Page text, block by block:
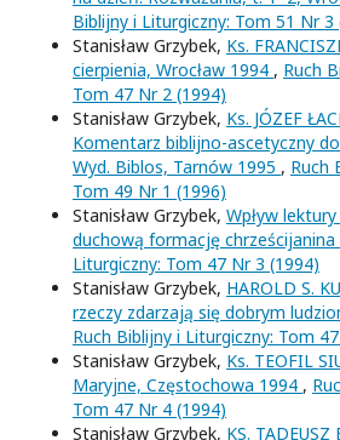
Biblijny i Liturgiczny: Tom 51 Nr 3
Stanisław Grzybek, Ks.
cierpienia, Wrocław 1994 , Ruch
Tom 47 Nr 2 (1994)
Stanisław Grzybek, Ks. JÓZEF
Komentarz biblijno-ascetyczny
Wyd. Biblos, Tarnów 1995 , Ruch
Tom 49 Nr 1 (1996)
Stanisław Grzybek, Wpływ
duchową formację chrześcijanina
Liturgiczny: Tom 47 Nr 3 (1994)
Stanisław Grzybek, HAROLD S.
rzeczy zdarzają się dobrym
Ruch Biblijny i Liturgiczny: Tom
Stanisław Grzybek, Ks. TEOFIL
Maryjne, Częstochowa 1994 ,
Tom 47 Nr 4 (1994)
Stanisław Grzybek, KS.